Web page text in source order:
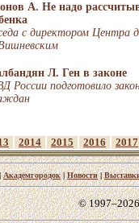
А. Не надо
с директором Центра
Л. Ген в законе
России подготовило
2014 2015 2016 2017
Академгородок|Новости|
©